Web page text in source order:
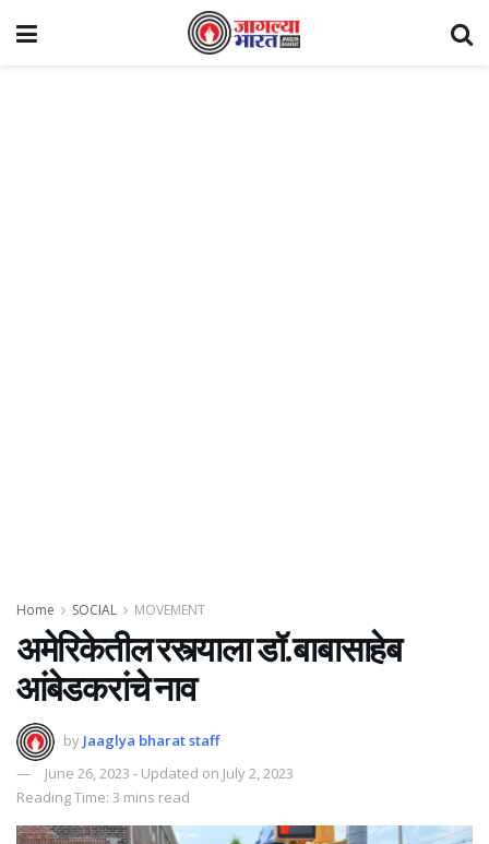
Home SOCIAL MOVEMENT
अमेरिकेतील रस्त्याला डॉ.बाबासाहेब
आंबेडकरांचे नाव
by Jaaglya bharat staff
June 26, 2023 - Updated on July 2, 2023
Reading Time: 3 mins read